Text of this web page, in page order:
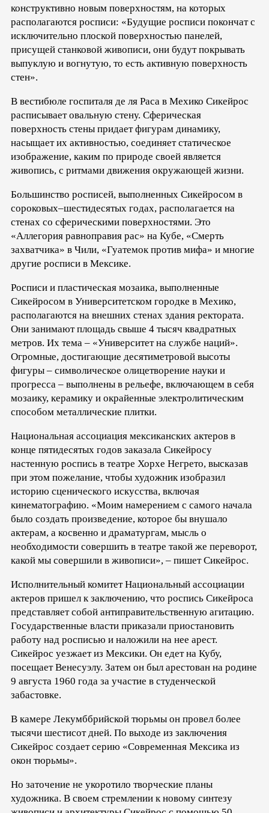
конструктивно новым поверхностям, на которых
располагаются росписи: «Будущие росписи покончат с
исключительно плоской поверхностью панелей,
присущей станковой живописи, они будут покрывать
выпуклую и вогнутую, то есть активную поверхность
стен».
В вестибюле госпиталя де ля Раса в Мехико Сикейрос
расписывает овальную стену. Сферическая
поверхность стены придает фигурам динамику,
насыщает их активностью, соединяет статическое
изображение, каким по природе своей является
живопись, с ритмами движения окружающей жизни.
Большинство росписей, выполненных Сикейросом в
сороковых–шестидесятых годах, располагается на
стенах со сферическими поверхностями. Это
«Аллегория равноправия рас» на Кубе, «Смерть
захватчика» в Чили, «Гуатемок против мифа» и многие
другие росписи в Мексике.
Росписи и пластическая мозаика, выполненные
Сикейросом в Университетском городке в Мехико,
располагаются на внешних стенах здания ректората.
Они занимают площадь свыше 4 тысяч квадратных
метров. Их тема – «Университет на службе наций».
Огромные, достигающие десятиметровой высоты
фигуры – символическое олицетворение науки и
прогресса – выполнены в рельефе, включающем в себя
мозаику, керамику и окрайенные электролитическим
способом металлические плитки.
Национальная ассоциация мексиканских актеров в
конце пятидесятых годов заказала Сикейросу
настенную роспись в театре Хорхе Негрето, высказав
при этом пожелание, чтобы художник изобразил
историю сценического искусства, включая
кинематографию. «Моим намерением с самого начала
было создать произведение, которое бы внушало
актерам, а косвенно и драматургам, мысль о
необходимости совершить в театре такой же переворот,
какой мы совершили в живописи», – пишет Сикейрос.
Исполнительный комитет Национальный ассоциации
актеров пришел к заключению, что роспись Сикейроса
представляет собой антиправительственную агитацию.
Государственные власти приказали приостановить
работу над росписью и наложили на нее арест.
Сикейрос уезжает из Мексики. Он едет на Кубу,
посещает Венесуэлу. Затем он был арестован на родине
9 августа 1960 года за участие в студенческой
забастовке.
В камере Лекумббрийской тюрьмы он провел более
тысячи шестисот дней. По выходе из заключения
Сикейрос создает серию «Современная Мексика из
окон тюрьмы».
Но заточение не укоротило творческие планы
художника. В своем стремлении к новому синтезу